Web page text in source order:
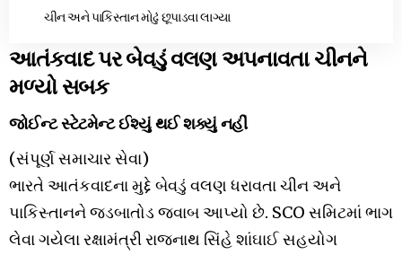
ચીન અને પાકિસ્તાન મોઢું છૂપાડવા લાગ્યા
આતંકવાદ પર બેવડું વલણ અપનાવતા ચીનને
મળ્યો સબક
જોઈન્ટ સ્ટેટમેન્ટ ઈશ્યું થઈ શક્યું નહીં
(સંપૂર્ણ સમાચાર સેવા)
ભારતે આતંકવાદના મુદ્દે બેવડું વલણ ધરાવતા ચીન અને
પાકિસ્તાનને જડબાતોડ જવાબ આપ્યો છે. SCO સમિટમાં ભાગ
લેવા ગયેલા રક્ષામંત્રી રાજનાથ સિંહે શાંઘાઈ સહયોગ